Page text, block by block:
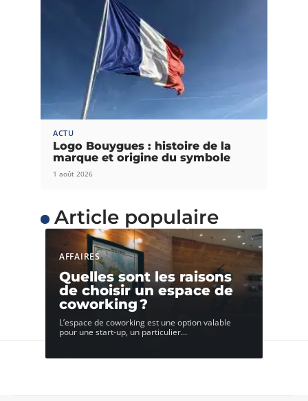
ACTU
Logo Bouygues : histoire de la
marque et origine du symbole
1 août 2026
Article populaire
AFFAIRES
Quelles sont les raisons
de choisir un espace de
coworking ?
L’espace de coworking est une option valable
pour une start-up, un particulier…